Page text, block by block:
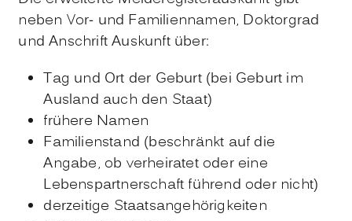
neben Vor- und Familiennamen, Doktorgrad
und Anschrift Auskunft über:
Tag und Ort der Geburt (bei Geburt im
Ausland auch den Staat)
frühere Namen
Familienstand (beschränkt auf die
Angabe, ob verheiratet oder eine
Lebenspartnerschaft führend oder nicht)
derzeitige Staatsangehörigkeiten